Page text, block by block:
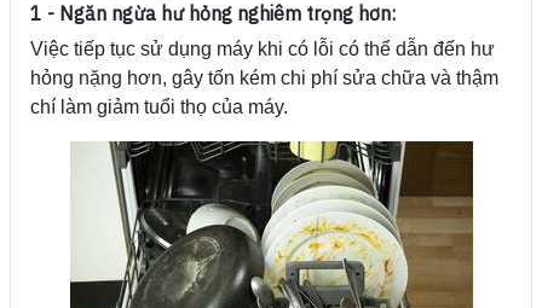
1 - Ngăn ngừa hư hỏng nghiêm trọng hơn:
Việc tiếp tục sử dụng máy khi có lỗi có thể dẫn đến hư
hỏng nặng hơn, gây tốn kém chi phí sửa chữa và thậm
chí làm giảm tuổi thọ của máy.